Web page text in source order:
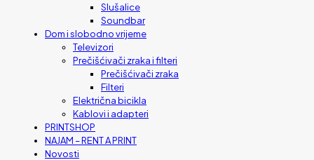
Slušalice
Soundbar
Dom i slobodno vrijeme
Televizori
Prečišćivači zraka i filteri
Prečišćivači zraka
Filteri
Električna bicikla
Kablovi i adapteri
PRINTSHOP
NAJAM – RENT A PRINT
Novosti